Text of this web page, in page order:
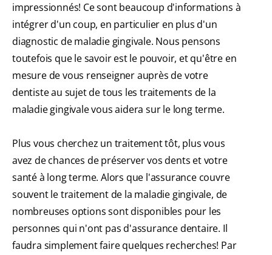
impressionnés! Ce sont beaucoup d'informations à
intégrer d'un coup, en particulier en plus d'un
diagnostic de maladie gingivale. Nous pensons
toutefois que le savoir est le pouvoir, et qu'être en
mesure de vous renseigner auprès de votre
dentiste au sujet de tous les traitements de la
maladie gingivale vous aidera sur le long terme.
Plus vous cherchez un traitement tôt, plus vous
avez de chances de préserver vos dents et votre
santé à long terme. Alors que l'assurance couvre
souvent le traitement de la maladie gingivale, de
nombreuses options sont disponibles pour les
personnes qui n'ont pas d'assurance dentaire. Il
faudra simplement faire quelques recherches! Par